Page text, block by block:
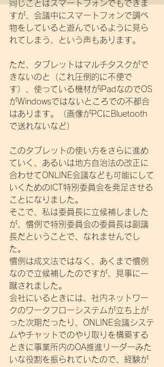
同じことはスマートフォンでもできま
すが、会議中にスマートフォンで調べ
物をしていると遊んでいるように見ら
れてしまう、という声もあります。
ただ、タブレットはマルチタスクがで
きないのと（これ圧倒的に不便で
す）、使っている機材がiPadなのでOS
がWindowsではないところでの不都合
はあります。（画像がPCにBluetooth
で送れないなど）
このタブレットの使い方をさらに進め
ていく、あるいは地方自治法の改正に
合わせてONLINE会議なども可能にして
いくためのICT特別委員会を発足させる
ことになりました。
そこで、私は委員長に立候補しました
が、慣例で特別委員会の委員長は副議
長だということで、なれませんでし
た。
慣例は成文法ではなく、あくまで慣例
なので立候補したのですが、見事に一
蹴されました。
会社にいるときには、社内ネットワー
クのワークフローシステムが立ち上が
った次期だったり、ONLINE会議システ
ムやチャットでのやり取りを構築する
ときに事業所内のOA推進リーダーみた
いな役割を振られていたので、経験が